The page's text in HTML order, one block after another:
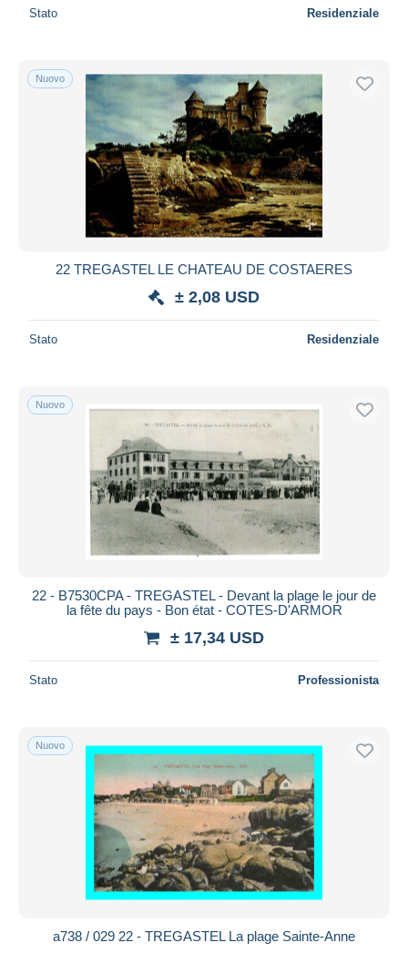
Stato Residenziale
Nuovo
22 TREGASTEL LE CHATEAU DE COSTAERES
± 2,08 USD
Stato Residenziale
Nuovo
22 - B7530CPA - TREGASTEL - Devant la plage le jour de
la fête du pays - Bon état - COTES-D'ARMOR
± 17,34 USD
Stato Professionista
Nuovo
a738 / 029 22 - TREGASTEL La plage Sainte-Anne